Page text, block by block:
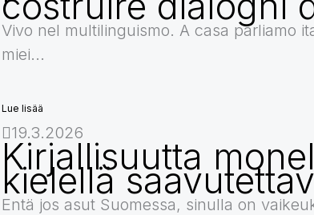
Vivo nel multilinguismo. A casa parliamo
miei...
Lue lisää
19.3.2026
Kirjallisuutta
kielellä
Entä jos asut Suomessa, sinulla on